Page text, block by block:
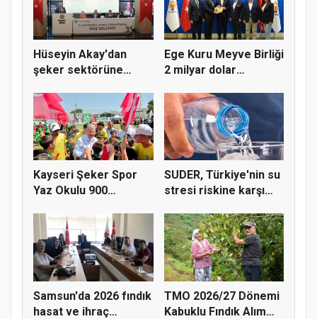
Hüseyin Akay'dan
şeker sektörüne
Ege Kuru Meyve Birliği
2 milyar dolar
Kayseri Şeker Spor
Yaz Okulu 900
SUDER, Türkiye'nin su
stresi riskine karşı
Samsun'da 2026 fındık
hasat ve ihraç
TMO 2026/27 Dönemi
Kabuklu Fındık Alım